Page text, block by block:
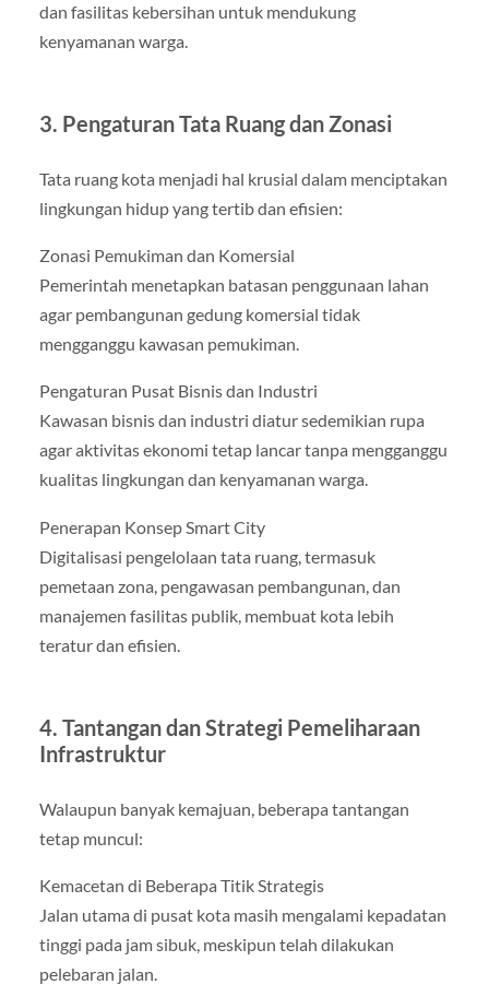
dan fasilitas kebersihan untuk mendukung
kenyamanan warga.
3. Pengaturan Tata Ruang dan Zonasi
Tata ruang kota menjadi hal krusial dalam menciptakan
lingkungan hidup yang tertib dan efisien:
Zonasi Pemukiman dan Komersial
Pemerintah menetapkan batasan penggunaan lahan
agar pembangunan gedung komersial tidak
mengganggu kawasan pemukiman.
Pengaturan Pusat Bisnis dan Industri
Kawasan bisnis dan industri diatur sedemikian rupa
agar aktivitas ekonomi tetap lancar tanpa mengganggu
kualitas lingkungan dan kenyamanan warga.
Penerapan Konsep Smart City
Digitalisasi pengelolaan tata ruang, termasuk
pemetaan zona, pengawasan pembangunan, dan
manajemen fasilitas publik, membuat kota lebih
teratur dan efisien.
4. Tantangan dan Strategi Pemeliharaan
Infrastruktur
Walaupun banyak kemajuan, beberapa tantangan
tetap muncul:
Kemacetan di Beberapa Titik Strategis
Jalan utama di pusat kota masih mengalami kepadatan
tinggi pada jam sibuk, meskipun telah dilakukan
pelebaran jalan.